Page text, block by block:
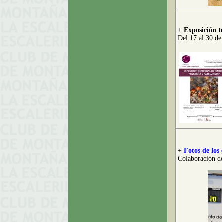
+ Exposición
Del 17 al 30 de
+ Fotos de
Colaboración